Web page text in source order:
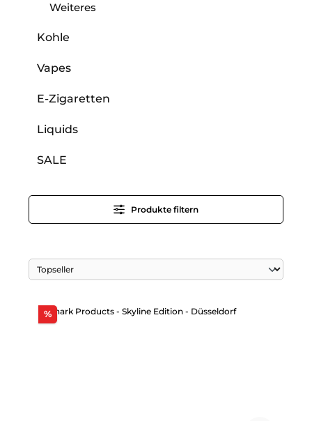
Weiteres
Kohle
Vapes
E-Zigaretten
Liquids
SALE
Produkte filtern
%Rabatt